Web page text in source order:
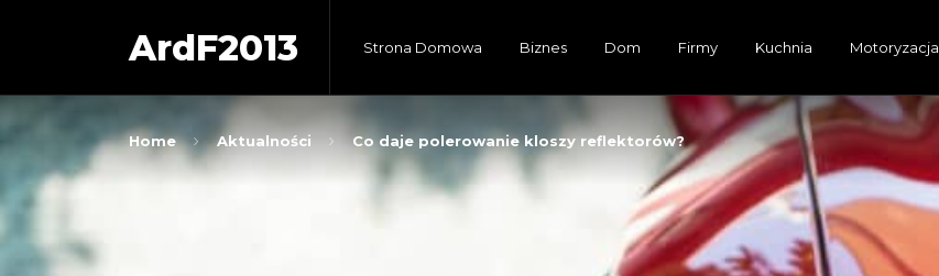
ArdF2013 Strona Domowa Biznes Dom Firmy Kuchnia Motoryzacja
Home Aktualności Co daje polerowanie kloszy reflektorów?